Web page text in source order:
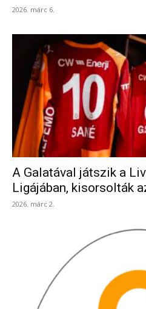
2026. márc 6.
A Galatával játszik a
Ligájában, kisorsolták
2026. márc 2.